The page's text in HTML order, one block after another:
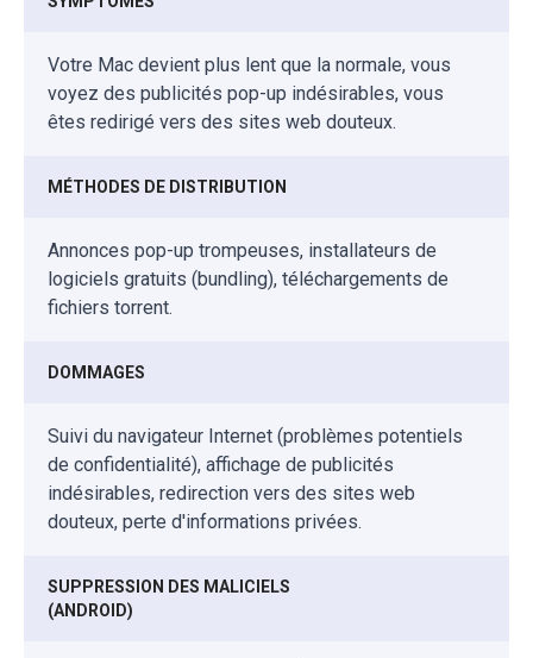
Votre Mac devient plus lent que la normale, vous
voyez des publicités pop-up indésirables, vous
êtes redirigé vers des sites web douteux.
MÉTHODES DE DISTRIBUTION
Annonces pop-up trompeuses, installateurs de
logiciels gratuits (bundling), téléchargements de
fichiers torrent.
DOMMAGES
Suivi du navigateur Internet (problèmes potentiels
de confidentialité), affichage de publicités
indésirables, redirection vers des sites web
douteux, perte d'informations privées.
SUPPRESSION DES MALICIELS
(ANDROID)